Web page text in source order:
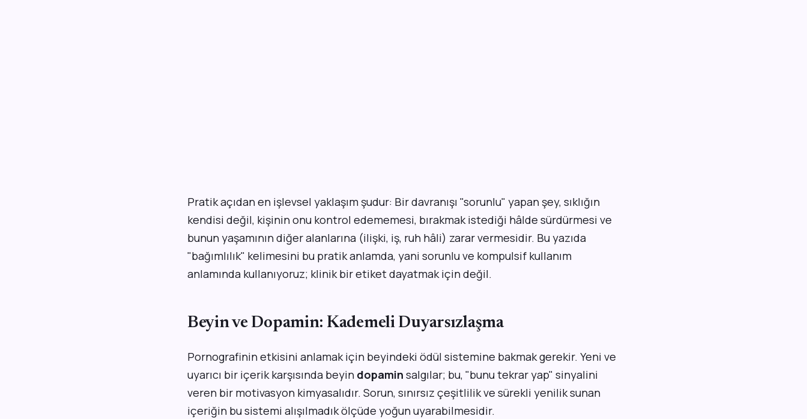
Pratik açıdan en işlevsel yaklaşım şudur: Bir davranışı "sorunlu" yapan şey, sıklığın
kendisi değil, kişinin onu kontrol edememesi, bırakmak istediği hâlde sürdürmesi ve
bunun yaşamının diğer alanlarına (ilişki, iş, ruh hâli) zarar vermesidir. Bu yazıda
"bağımlılık" kelimesini bu pratik anlamda, yani sorunlu ve kompulsif kullanım
anlamında kullanıyoruz; klinik bir etiket dayatmak için değil.
Beyin ve Dopamin: Kademeli Duyarsızlaşma
Pornografinin etkisini anlamak için beyindeki ödül sistemine bakmak gerekir. Yeni ve
uyarıcı bir içerik karşısında beyin dopamin salgılar; bu, "bunu tekrar yap" sinyalini
veren bir motivasyon kimyasalıdır. Sorun, sınırsız çeşitlilik ve sürekli yenilik sunan
içeriğin bu sistemi alışılmadık ölçüde yoğun uyarabilmesidir.